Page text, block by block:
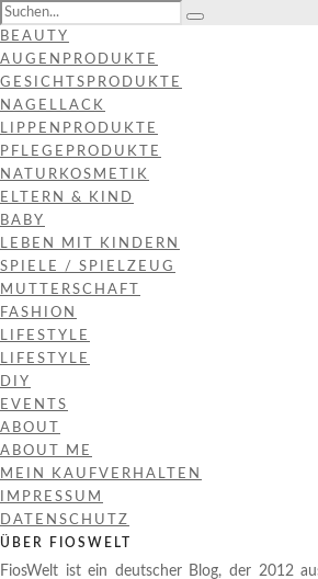
BEAUTY
AUGENPRODUKTE
GESICHTSPRODUKTE
NAGELLACK
LIPPENPRODUKTE
PFLEGEPRODUKTE
NATURKOSMETIK
ELTERN & KIND
BABY
LEBEN MIT KINDERN
SPIELE / SPIELZEUG
MUTTERSCHAFT
FASHION
LIFESTYLE
LIFESTYLE
DIY
EVENTS
ABOUT
ABOUT ME
MEIN KAUFVERHALTEN
IMPRESSUM
DATENSCHUTZ
ÜBER FIOSWELT
FiosWelt ist ein deutscher Blog, der 2012